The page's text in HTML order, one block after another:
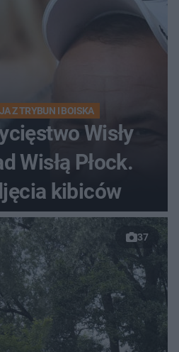
Z TRYBUN I BOISKA
Wisły
Wisłą Płock.
kibiców
37